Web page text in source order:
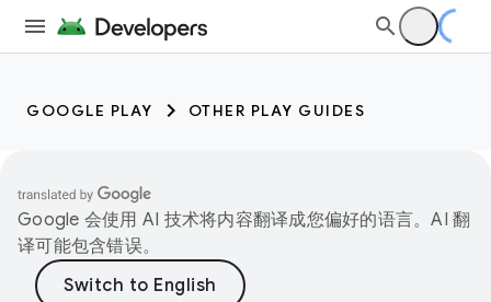
GOOGLE PLAY OTHER PLAY GUIDES
Google 会使用 AI 技术将内容翻译成您偏好的语言。AI 翻
译可能包含错误。